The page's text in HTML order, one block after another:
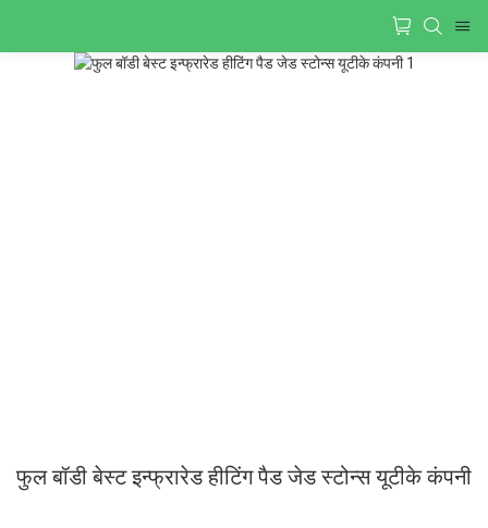
फुल बॉडी बेस्ट इन्फ्रारेड हीटिंग पैड जेड स्टोन्स यूटीके कंपनी